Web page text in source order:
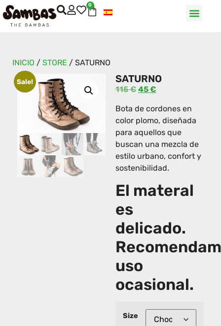
0
INICIO / STORE / SATURNO
Sale! SATURNO
115€ 45€
Bota de cordones en
color plomo, diseñada
para aquellos que
buscan una mezcla de
estilo urbano, confort y
sostenibilidad.
El materal
es
delicado.
uso
ocasional.
Size